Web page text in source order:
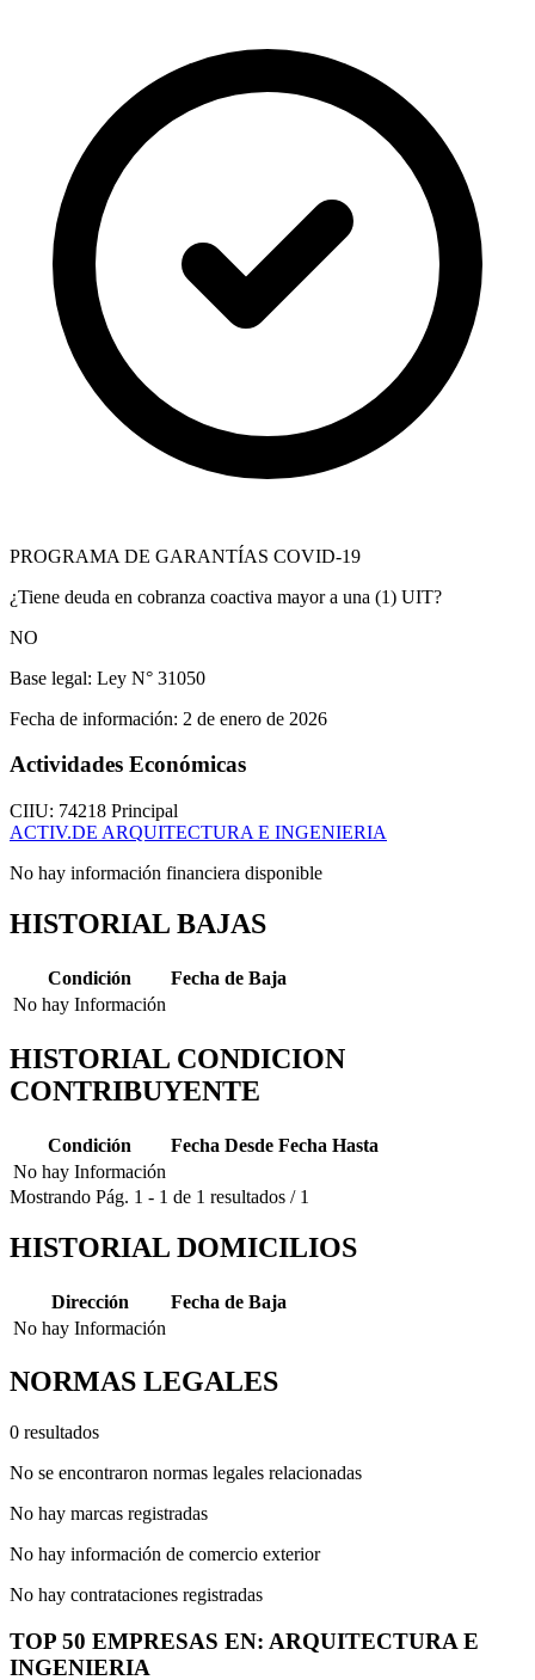
PROGRAMA DE GARANTÍAS COVID-19
¿Tiene deuda en cobranza coactiva mayor a una (1) UIT?
NO
Base legal: Ley N° 31050
Fecha de información: 2 de enero de 2026
Actividades Económicas
CIIU: 74218 Principal
ACTIV.DE ARQUITECTURA E INGENIERIA
No hay información financiera disponible
HISTORIAL BAJAS
Condición
Fecha de Baja
No hay Información
HISTORIAL CONDICION
CONTRIBUYENTE
Condición Fecha Desde Fecha Hasta
No hay Información
Mostrando Pág. 1 - 1 de 1 resultados / 1
HISTORIAL DOMICILIOS
Dirección
Fecha de Baja
No hay Información
NORMAS LEGALES
0 resultados
No se encontraron normas legales relacionadas
No hay marcas registradas
No hay información de comercio exterior
No hay contrataciones registradas
TOP 50 EMPRESAS EN: ARQUITECTURA E
INGENIERIA